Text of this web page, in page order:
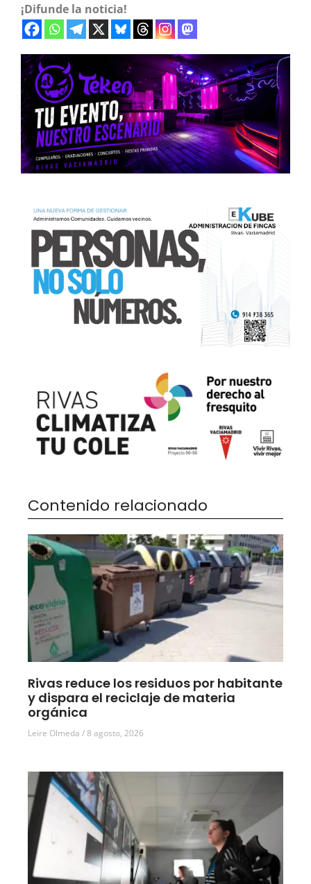
¡Difunde la noticia!
Contenido relacionado
Rivas reduce los residuos por habitante
y dispara el reciclaje de materia
orgánica
Leire Olmeda 8 agosto, 2026